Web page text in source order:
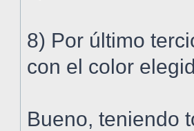
8) Por último
con el color
Bueno, teniendo